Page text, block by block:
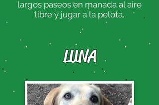
largos paseos en manada al aire
libre y jugar a la pelota.
LUNA